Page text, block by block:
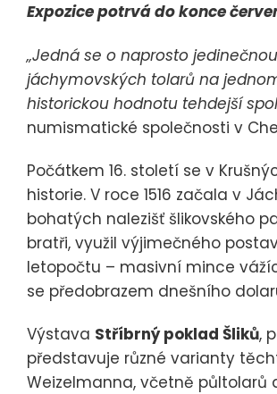
Expozice potrvá do konce
„Jedná se o naprosto
jáchymovských tolarů na
historickou hodnotu tehdejší
numismatické společnosti v
Počátkem 16. století se v
historie. V roce 1516 začala v
bohatých nalezišť šlikovského
bratři, využil výjimečného
letopočtu – masivní mince
se předobrazem dnešního
Výstava Stříbrný poklad Šliků,
představuje různé varianty
Weizelmanna, včetně půltolarů